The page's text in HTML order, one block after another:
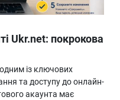
Ukr.net: покрокова
із ключових
та доступу до онлайн-
акаунта має